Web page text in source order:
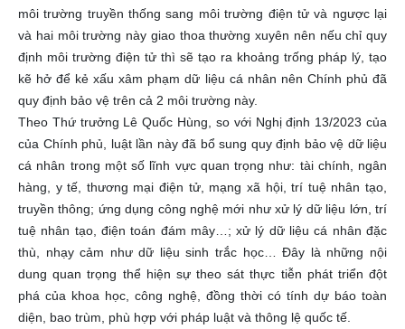
môi trường truyền thống sang môi trường điện tử và ngược lại
và hai môi trường này giao thoa thường xuyên nên nếu chỉ quy
định môi trường điện tử thì sẽ tạo ra khoảng trống pháp lý, tạo
kẽ hở để kẻ xấu xâm phạm dữ liệu cá nhân nên Chính phủ đã
quy định bảo vệ trên cả 2 môi trường này.
Theo Thứ trưởng Lê Quốc Hùng, so với Nghị định 13/2023 của
của Chính phủ, luật lần này đã bổ sung quy định bảo vệ dữ liệu
cá nhân trong một số lĩnh vực quan trọng như: tài chính, ngân
hàng, y tế, thương mại điện tử, mạng xã hội, trí tuệ nhân tạo,
truyền thông; ứng dụng công nghệ mới như xử lý dữ liệu lớn, trí
tuệ nhân tạo, điện toán đám mây…; xử lý dữ liệu cá nhân đặc
thù, nhạy cảm như dữ liệu sinh trắc học… Đây là những nội
dung quan trọng thể hiện sự theo sát thực tiễn phát triển đột
phá của khoa học, công nghệ, đồng thời có tính dự báo toàn
diện, bao trùm, phù hợp với pháp luật và thông lệ quốc tế.